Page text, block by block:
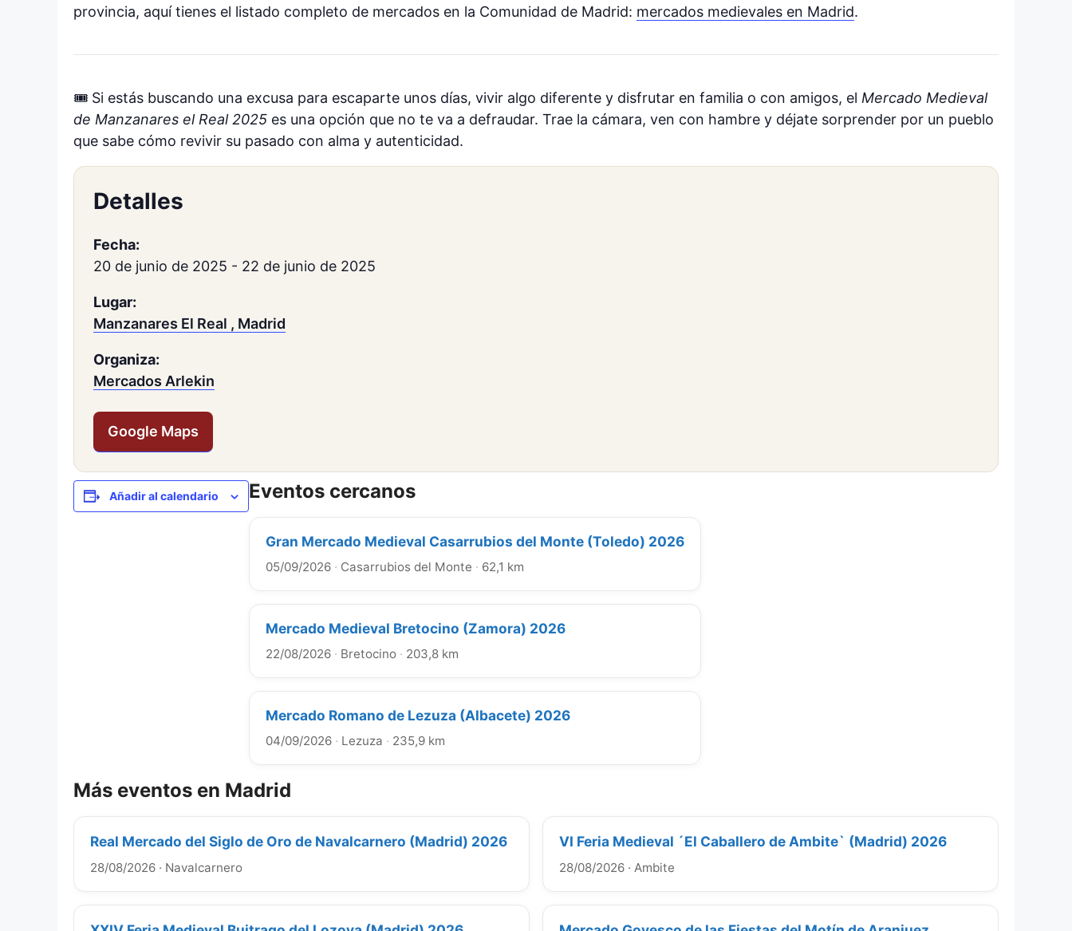
provincia, aquí tienes el listado completo de mercados en la Comunidad de Madrid: mercados medievales en Madrid.
🎟️ Si estás buscando una excusa para escaparte unos días, vivir algo diferente y disfrutar en familia o con amigos, el Mercado Medieval
de Manzanares el Real 2025 es una opción que no te va a defraudar. Trae la cámara, ven con hambre y déjate sorprender por un pueblo
que sabe cómo revivir su pasado con alma y autenticidad.
Detalles
Fecha:
20 de junio de 2025 - 22 de junio de 2025
Lugar:
Manzanares El Real , Madrid
Organiza:
Mercados Arlekin
Google Maps
Añadir al calendario Eventos cercanos
Gran Mercado Medieval Casarrubios del Monte (Toledo) 2026
05/09/2026 · Casarrubios del Monte · 62,1 km
Mercado Medieval Bretocino (Zamora) 2026
22/08/2026 · Bretocino · 203,8 km
Mercado Romano de Lezuza (Albacete) 2026
04/09/2026 · Lezuza · 235,9 km
Más eventos en Madrid
Real Mercado del Siglo de Oro de Navalcarnero (Madrid) 2026
28/08/2026 · Navalcarnero
VI Feria Medieval ´El Caballero de Ambite` (Madrid) 2026
28/08/2026 · Ambite